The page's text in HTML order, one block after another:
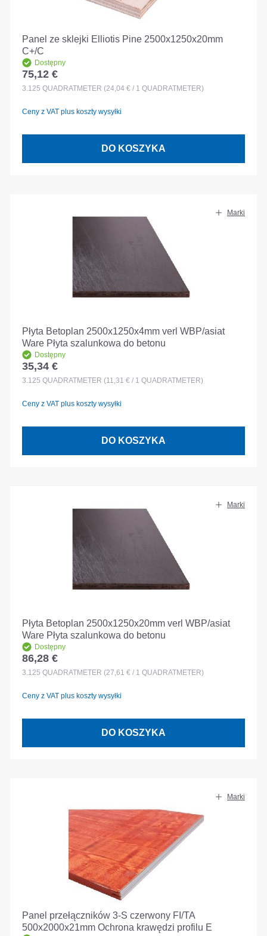
Panel ze sklejki Elliotis Pine 2500x1250x20mm
C+/C
Dostępny
Cena regularna:
75,12 €
3.125 QUADRATMETER (24,04 € / 1 QUADRATMETER)
Ceny z VAT plus koszty wysyłki
DO KOSZYKA
Marki
Płyta Betoplan 2500x1250x4mm verl WBP/asiat
Ware Płyta szalunkowa do betonu
Dostępny
Cena regularna:
35,34 €
3.125 QUADRATMETER (11,31 € / 1 QUADRATMETER)
Ceny z VAT plus koszty wysyłki
DO KOSZYKA
Marki
Płyta Betoplan 2500x1250x20mm verl WBP/asiat
Ware Płyta szalunkowa do betonu
Dostępny
Cena regularna:
86,28 €
3.125 QUADRATMETER (27,61 € / 1 QUADRATMETER)
Ceny z VAT plus koszty wysyłki
DO KOSZYKA
Marki
Panel przełączników 3-S czerwony FI/TA
500x2000x21mm Ochrona krawędzi profilu E